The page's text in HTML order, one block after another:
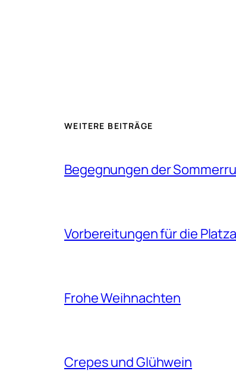
WEITERE BEITRÄGE
Begegnungen der
Vorbereitungen für die
Frohe Weihnachten
Crepes und Glühwein